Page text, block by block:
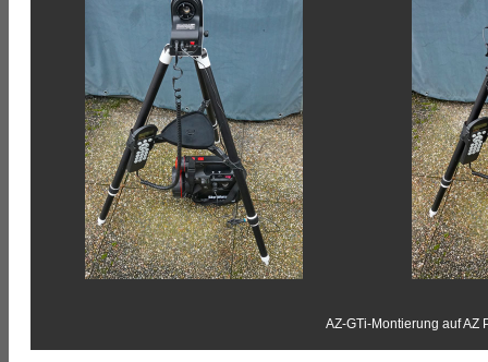
AZ-GTi-Montierung auf AZ